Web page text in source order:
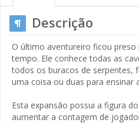
Descrição
O último aventureiro ficou preso
tempo. Ele conhece todas as
todos os buracos de serpentes,
uma coisa ou duas para ensinar
Esta expansão possui a figura
aumentar a contagem de